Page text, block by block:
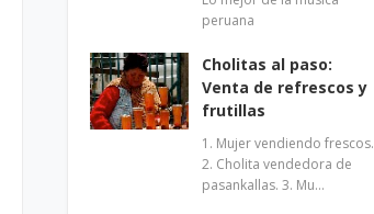
peruana
Cholitas al paso:
Venta de refrescos y
frutillas
1. Mujer vendiendo frescos.
2. Cholita vendedora de
pasankallas. 3. Mu…